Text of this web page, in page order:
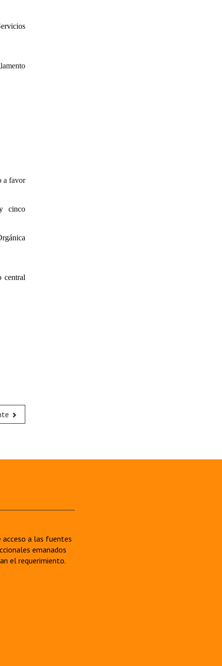
a favor
cinco
central
acceso a las fuentes
emanados
el requerimiento.